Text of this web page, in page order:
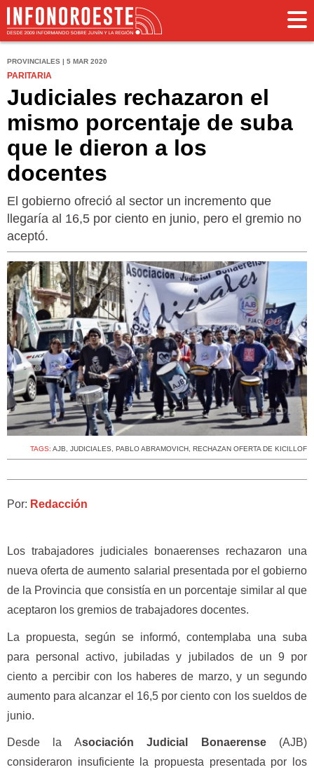
PROVINCIALES | 5 MAR 2020
PARITARIA
Judiciales rechazaron el
mismo porcentaje de suba
que le dieron a los
docentes
El gobierno ofreció al sector un incremento que
llegaría al 16,5 por ciento en junio, pero el gremio no
aceptó.
TAGS: AJB, JUDICIALES, PABLO ABRAMOVICH, RECHAZAN OFERTA DE KICILLOF
Por: Redacción
Los trabajadores judiciales bonaerenses rechazaron una
nueva oferta de aumento salarial presentada por el gobierno
de la Provincia que consistía en un porcentaje similar al que
aceptaron los gremios de trabajadores docentes.
La propuesta, según se informó, contemplaba una suba
para personal activo, jubiladas y jubilados de un 9 por
ciento a percibir con los haberes de marzo, y un segundo
aumento para alcanzar el 16,5 por ciento con los sueldos de
junio.
Desde la Asociación Judicial Bonaerense (AJB)
consideraron insuficiente la propuesta presentada por los